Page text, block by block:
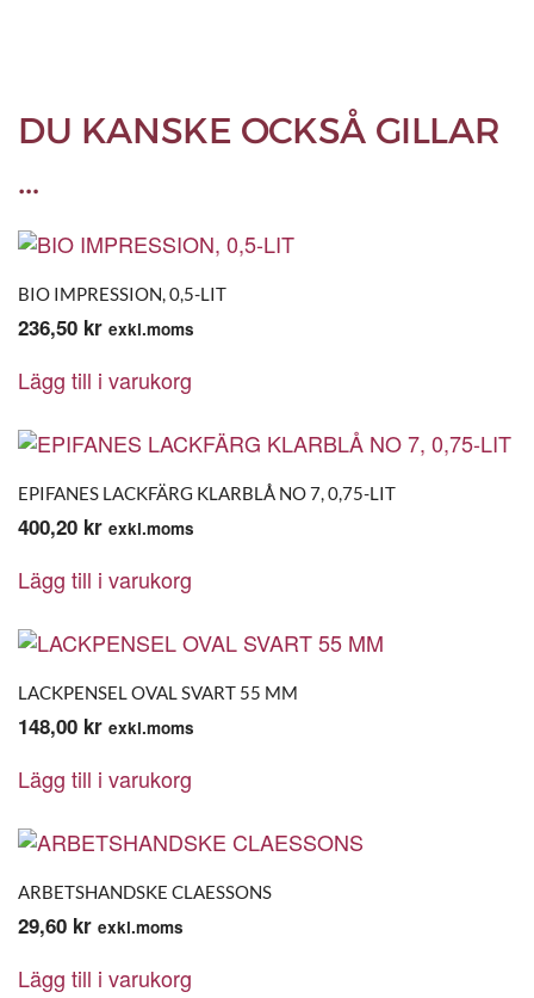
DU KANSKE OCKSÅ GILLAR
…
BIO IMPRESSION, 0,5-LIT
236,50 kr exkl.moms
Lägg till i varukorg
EPIFANES LACKFÄRG KLARBLÅ NO 7, 0,75-LIT
400,20 kr exkl.moms
Lägg till i varukorg
LACKPENSEL OVAL SVART 55 MM
148,00 kr exkl.moms
Lägg till i varukorg
ARBETSHANDSKE CLAESSONS
29,60 kr exkl.moms
Lägg till i varukorg